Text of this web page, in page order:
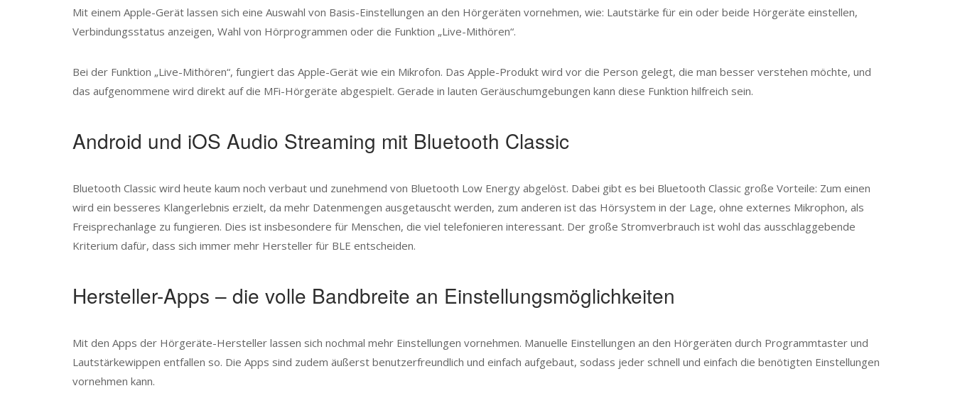
Mit einem Apple-Gerät lassen sich eine Auswahl von Basis-Einstellungen an den Hörgeräten vornehmen, wie: Lautstärke für ein oder beide Hörgeräte einstellen,
Verbindungsstatus anzeigen, Wahl von Hörprogrammen oder die Funktion „Live-Mithören“.
Bei der Funktion „Live-Mithören“, fungiert das Apple-Gerät wie ein Mikrofon. Das Apple-Produkt wird vor die Person gelegt, die man besser verstehen möchte, und
das aufgenommene wird direkt auf die MFi-Hörgeräte abgespielt. Gerade in lauten Geräuschumgebungen kann diese Funktion hilfreich sein.
Android und iOS Audio Streaming mit Bluetooth Classic
Bluetooth Classic wird heute kaum noch verbaut und zunehmend von Bluetooth Low Energy abgelöst. Dabei gibt es bei Bluetooth Classic große Vorteile: Zum einen
wird ein besseres Klangerlebnis erzielt, da mehr Datenmengen ausgetauscht werden, zum anderen ist das Hörsystem in der Lage, ohne externes Mikrophon, als
Freisprechanlage zu fungieren. Dies ist insbesondere für Menschen, die viel telefonieren interessant. Der große Stromverbrauch ist wohl das ausschlaggebende
Kriterium dafür, dass sich immer mehr Hersteller für BLE entscheiden.
Hersteller-Apps – die volle Bandbreite an Einstellungsmöglichkeiten
Mit den Apps der Hörgeräte-Hersteller lassen sich nochmal mehr Einstellungen vornehmen. Manuelle Einstellungen an den Hörgeräten durch Programmtaster und
Lautstärkewippen entfallen so. Die Apps sind zudem äußerst benutzerfreundlich und einfach aufgebaut, sodass jeder schnell und einfach die benötigten Einstellungen
vornehmen kann.